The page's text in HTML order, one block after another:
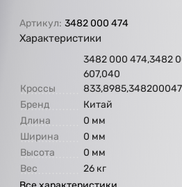
Артикул: 3482 000 474
Характеристики
Кроссы
3482 000 474,3482
607,040
Бренд
Китай
Длина
0 мм
Ширина
0 мм
Высота
0 мм
Вес
26 кг